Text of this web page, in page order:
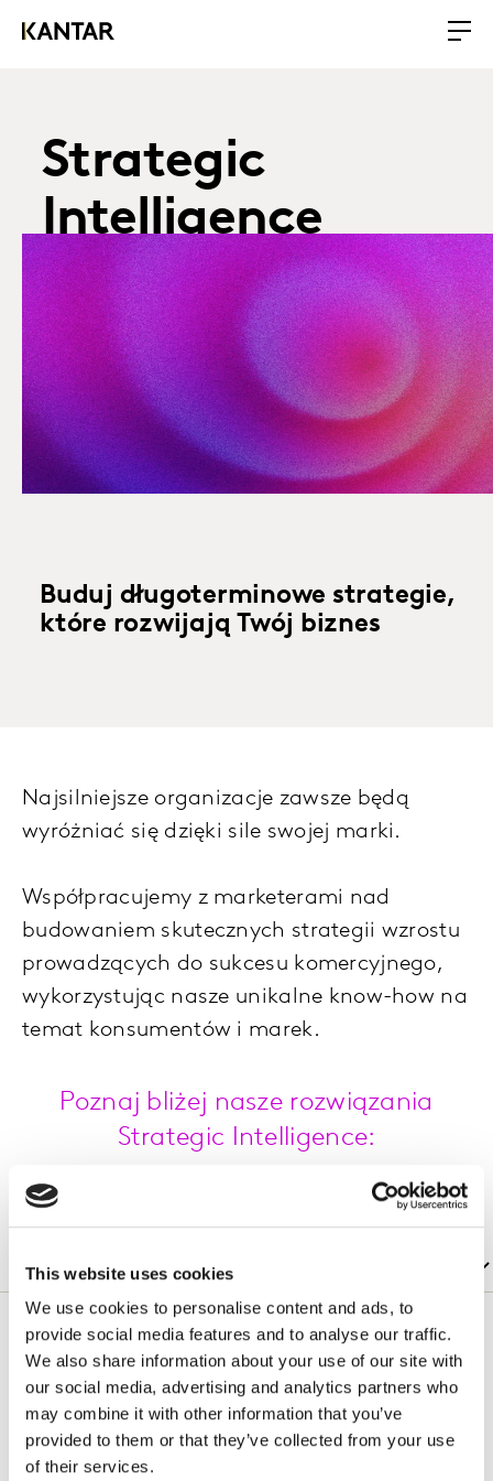
This website uses cookies
We use cookies to personalise content and ads, to
provide social media features and to analyse our traffic.
We also share information about your use of our site with
our social media, advertising and analytics partners who
may combine it with other information that you’ve
provided to them or that they’ve collected from your use
of their services.
Strategic
Intelligence
Buduj długoterminowe strategie,
które rozwijają Twój biznes
Najsilniejsze organizacje zawsze będą
wyróżniać się dzięki sile swojej marki.
Współpracujemy z marketerami nad
budowaniem skutecznych strategii wzrostu
prowadzących do sukcesu komercyjnego,
wykorzystując nasze unikalne know-how na
temat konsumentów i marek.
Poznaj bliżej nasze rozwiązania
Strategic Intelligence:
Strategie, które stymulują rozwój
marek i tworzą wartość.
W Kantar Consulting rozumiemy, jak trudno jest